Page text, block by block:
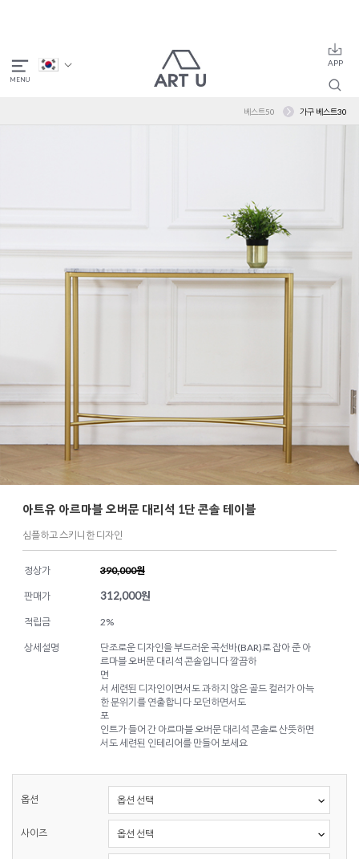
베스트50 가구 베스트30
아트유 아르마블 오버문 대리석 1단 콘솔 테이블
심플하고 스키니한 디자인
정상가 390,000원
판매가 312,000원
적립금 2%
상세설명
단조로운 디자인을 부드러운 곡선바(BAR)로 잡아 준 아
르마블 오버문 대리석 콘솔입니다 깔끔하
면
서 세련된 디자인이면서도 과하지 않은 골드 컬러가 아늑
한 분위기를 연출합니다 모던하면서도
포
인트가 들어 간 아르마블 오버문 대리석 콘솔로 산뜻하면
서도 세련된 인테리어를 만들어 보세요
옵션
사이즈